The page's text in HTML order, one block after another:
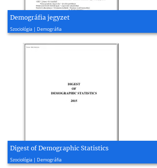
Demográfia jegyzet
Szociológia | Demográfia
2005, 5 oldal
Digest of Demographic Statistics
Szociológia | Demográfia
2015, 190 oldal